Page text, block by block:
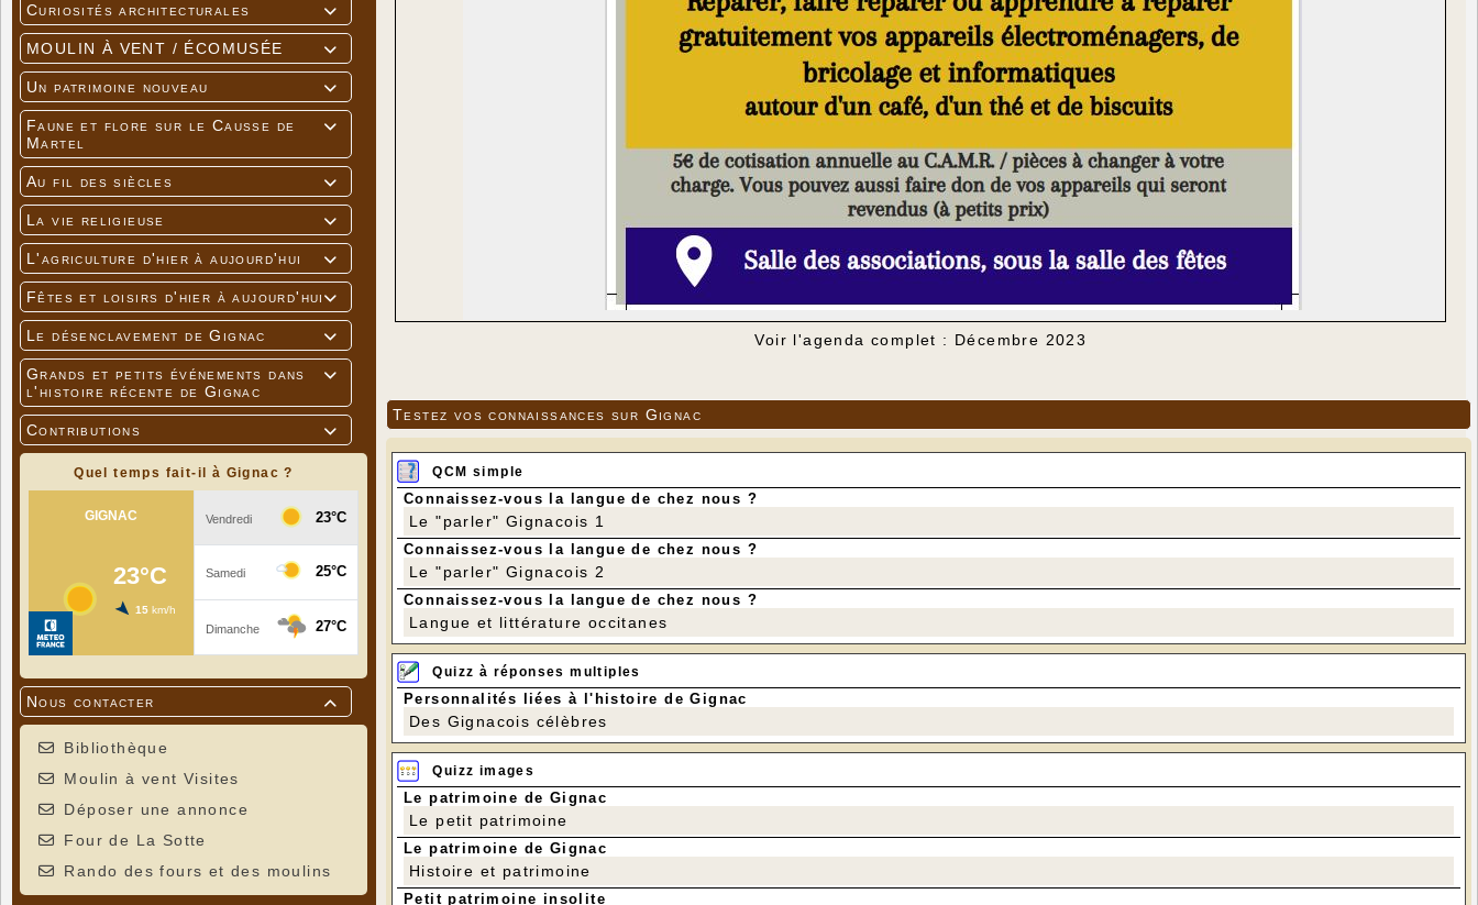

Curiosités architecturales

MOULIN À VENT / ÉCOMUSÉE

Un patrimoine nouveau

Faune et flore sur le Causse de
Martel

Au fil des siècles

La vie religieuse

L'agriculture d'hier à aujourd'hui

Fêtes et loisirs d'hier à aujourd'hui

Le désenclavement de Gignac

Grands et petits événements dans
l'histoire récente de Gignac

Contributions
Quel temps fait-il à Gignac ?

Nous contacter
Bibliothèque
Moulin à vent Visites
Déposer une annonce
Four de La Sotte
Rando des fours et des moulins
Voir l'agenda complet : Décembre 2023
Testez vos connaissances sur Gignac
QCM simple
Connaissez-vous la langue de chez nous ?
Le "parler" Gignacois 1
Connaissez-vous la langue de chez nous ?
Le "parler" Gignacois 2
Connaissez-vous la langue de chez nous ?
Langue et littérature occitanes
Quizz à réponses multiples
Personnalités liées à l'histoire de Gignac
Des Gignacois célèbres
Quizz images
Le patrimoine de Gignac
Le petit patrimoine
Le patrimoine de Gignac
Histoire et patrimoine
Petit patrimoine insolite